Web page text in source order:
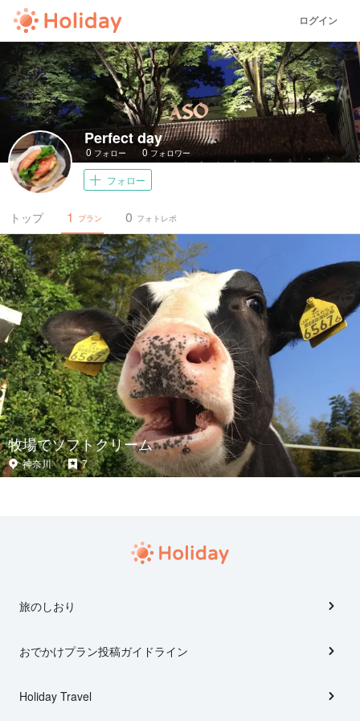
ログイン
Perfect day
0 フォロー 0 フォロワー
フォロー
トップ プラン
1 フォトレポ
0
牧場でソフトクリーム
神奈川 7
旅のしおり
おでかけプラン投稿ガイドライン
Holiday Travel